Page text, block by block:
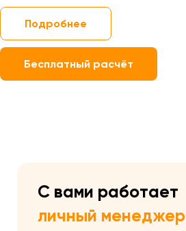
Подробнее
Бесплатный расчёт
С вами работает
личный менеджер